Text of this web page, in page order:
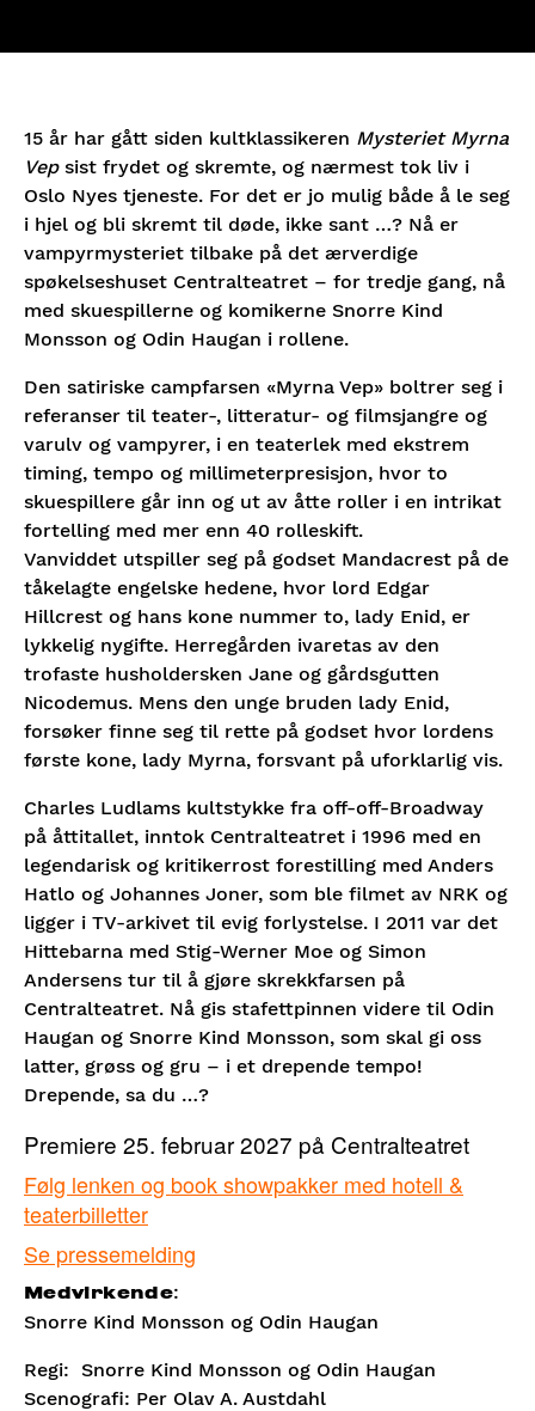
06/03-27
Onsdag
10/03-27
19:00
Torsdag
11/03-27
19:00 Kjøp
Fredag
20:30 Kjøp
Lørdag
13/03-27
18:00 Kjøp
Onsdag
17/03-27
19:00 Kjøp
Torsdag
18/03-27
19:00 Kjøp
19/03-27
Lørdag
20/03-27
18:00 Kjøp
15 år har gått siden kultklassikeren Mysteriet Myrna
Vepsist frydet og skremte, og nærmest tok liv i
Oslo Nyes tjeneste. For det er jo mulig både å le seg
i hjel og bli skremt til døde, ikke sant …? Nå er
vampyrmysteriet tilbake på det ærverdige
spøkelseshuset Centralteatret – for tredje gang, nå
med skuespillerne og komikerne Snorre Kind
Monsson og Odin Haugan i rollene.
Den satiriske campfarsen «Myrna Vep» boltrer seg i
referanser til teater-, litteratur- og filmsjangre og
varulv og vampyrer, i en teaterlek med ekstrem
timing, tempo og millimeterpresisjon, hvor to
skuespillere går inn og ut av åtte roller i en intrikat
fortelling med mer enn 40 rolleskift.
Vanviddet utspiller seg på godset Mandacrest på de
tåkelagte engelske hedene, hvor lord Edgar
Hillcrest og hans kone nummer to, lady Enid, er
lykkelig nygifte. Herregården ivaretas av den
trofaste husholdersken Jane og gårdsgutten
Nicodemus. Mens den unge bruden lady Enid,
forsøker finne seg til rette på godset hvor lordens
første kone, lady Myrna, forsvant på uforklarlig vis.
Charles Ludlams kultstykke fra off-off-Broadway
på åttitallet, inntok Centralteatret i 1996 med en
legendarisk og kritikerrost forestilling med Anders
Hatlo og Johannes Joner, som ble filmet av NRK og
ligger i TV-arkivet til evig forlystelse. I 2011 var det
Hittebarna med Stig-Werner Moe og Simon
Andersens tur til å gjøre skrekkfarsen på
Centralteatret. Nå gis stafettpinnen videre til Odin
Haugan og Snorre Kind Monsson, som skal gi oss
latter, grøss og gru – i et drepende tempo!
Drepende, sa du …?
Premiere 25. februar 2027 på Centralteatret
Følg lenken og book showpakker med hotell &
teaterbilletter
Se pressemelding
Medvirkende:
Snorre Kind Monsson og Odin Haugan
Regi: Snorre Kind Monsson og Odin Haugan
Scenografi: Per Olav A. Austdahl